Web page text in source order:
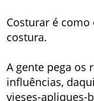
Costurar é como
costura.
A gente pega os
influências,
vieses-apliques-